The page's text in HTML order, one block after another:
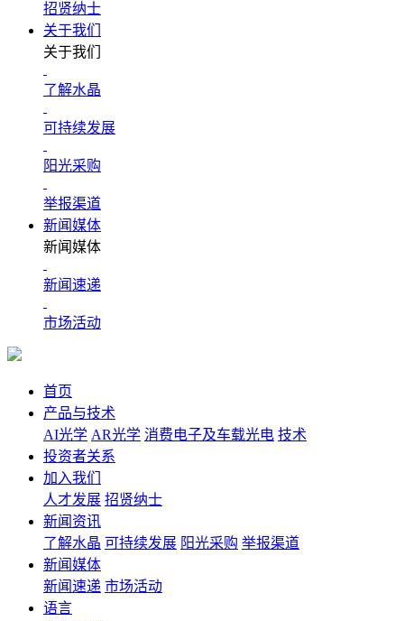
招贤纳士
关于我们
关于我们
了解水晶
可持续发展
阳光采购
举报渠道
新闻媒体
新闻媒体
新闻速递
市场活动
首页
产品与技术
AI光学 AR光学 消费电子及车载光电 技术
投资者关系
加入我们
人才发展 招贤纳士
新闻资讯
了解水晶 可持续发展 阳光采购 举报渠道
新闻媒体
新闻速递 市场活动
语言